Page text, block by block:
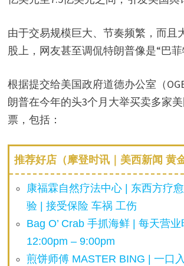
由于交易规模巨大、节奏频繁，而且
股上，网友甚至调侃特朗普像是“巴菲
根据提交给美国政府道德办公室（
朗普在今年的头3个月大举买卖多家
票，包括：
推荐好店（摩登时讯｜美西新闻 黄
康福霖自然疗法中心 | 东西方疗
验 | 接受保险 车祸 工伤
Bag O’ Crab 手抓海鲜 | 每天营业
12:00pm – 9:00pm
煎饼师傅 MASTER BING | 一口